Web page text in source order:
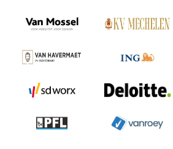
WILLEMEN